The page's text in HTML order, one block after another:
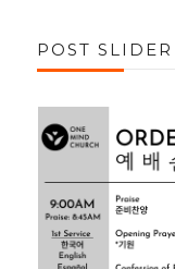
POST SLIDER